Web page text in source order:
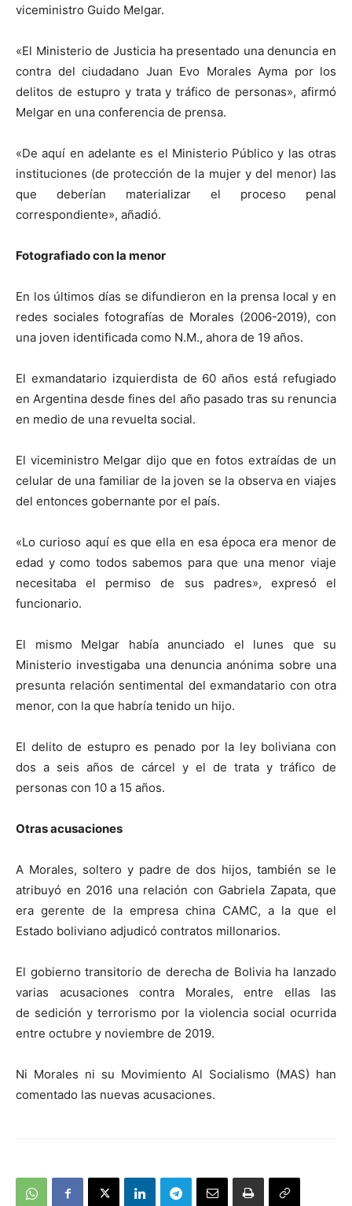
viceministro Guido Melgar.
«El Ministerio de Justicia ha presentado una denuncia en
contra del ciudadano Juan Evo Morales Ayma por los
delitos de estupro y trata y tráfico de personas», afirmó
Melgar en una conferencia de prensa.
«De aquí en adelante es el Ministerio Público y las otras
instituciones (de protección de la mujer y del menor) las
que deberían materializar el proceso penal
correspondiente», añadió.
Fotografiado con la menor
En los últimos días se difundieron en la prensa local y en
redes sociales fotografías de Morales (2006-2019), con
una joven identificada como N.M., ahora de 19 años.
El exmandatario izquierdista de 60 años está refugiado
en Argentina desde fines del año pasado tras su renuncia
en medio de una revuelta social.
El viceministro Melgar dijo que en fotos extraídas de un
celular de una familiar de la joven se la observa en viajes
del entonces gobernante por el país.
«Lo curioso aquí es que ella en esa época era menor de
edad y como todos sabemos para que una menor viaje
necesitaba el permiso de sus padres», expresó el
funcionario.
El mismo Melgar había anunciado el lunes que su
Ministerio investigaba una denuncia anónima sobre una
presunta relación sentimental del exmandatario con otra
menor, con la que habría tenido un hijo.
El delito de estupro es penado por la ley boliviana con
dos a seis años de cárcel y el de trata y tráfico de
personas con 10 a 15 años.
Otras acusaciones
A Morales, soltero y padre de dos hijos, también se le
atribuyó en 2016 una relación con Gabriela Zapata, que
era gerente de la empresa china CAMC, a la que el
Estado boliviano adjudicó contratos millonarios.
El gobierno transitorio de derecha de Bolivia ha lanzado
varias acusaciones contra Morales, entre ellas las
de sedición y terrorismo por la violencia social ocurrida
entre octubre y noviembre de 2019.
Ni Morales ni su Movimiento Al Socialismo (MAS) han
comentado las nuevas acusaciones.